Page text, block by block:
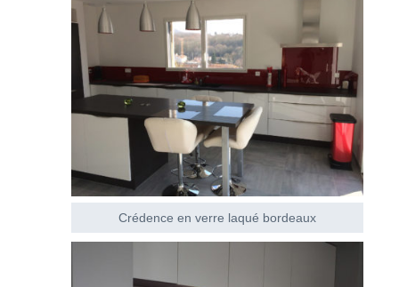
Crédence en verre laqué bordeaux